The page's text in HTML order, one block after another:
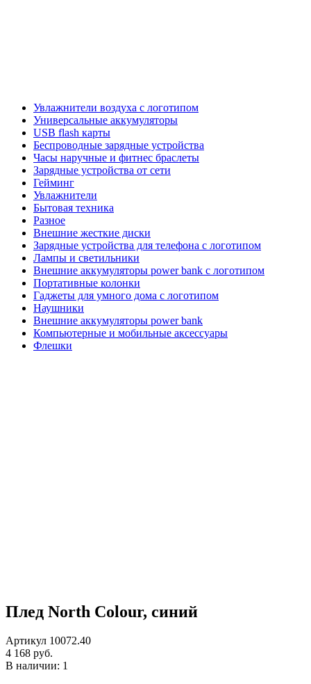
Увлажнители воздуха с логотипом
Универсальные аккумуляторы
USB flash карты
Беспроводные зарядные устройства
Часы наручные и фитнес браслеты
Зарядные устройства от сети
Гейминг
Увлажнители
Бытовая техника
Разное
Внешние жесткие диски
Зарядные устройства для телефона с логотипом
Лампы и светильники
Внешние аккумуляторы power bank с логотипом
Портативные колонки
Гаджеты для умного дома с логотипом
Наушники
Внешние аккумуляторы power bank
Компьютерные и мобильные аксессуары
Флешки
Плед North Colour, синий
Артикул 10072.40
4 168 руб.
В наличии: 1